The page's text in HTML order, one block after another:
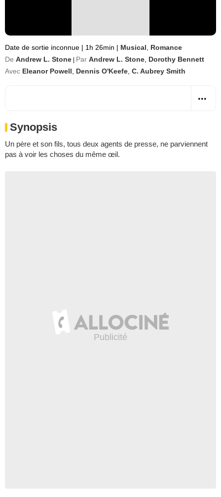
Date de sortie inconnue | 1h 26min | Musical
Romance
De Andrew L. Stone Par Andrew L. Stone Dorothy Bennett
Avec Eleanor Powell Dennis O'Keefe C. Aubrey Smith
Synopsis
Un père et son fils, tous deux agents de presse, ne parviennent
pas à voir les choses du même œil.